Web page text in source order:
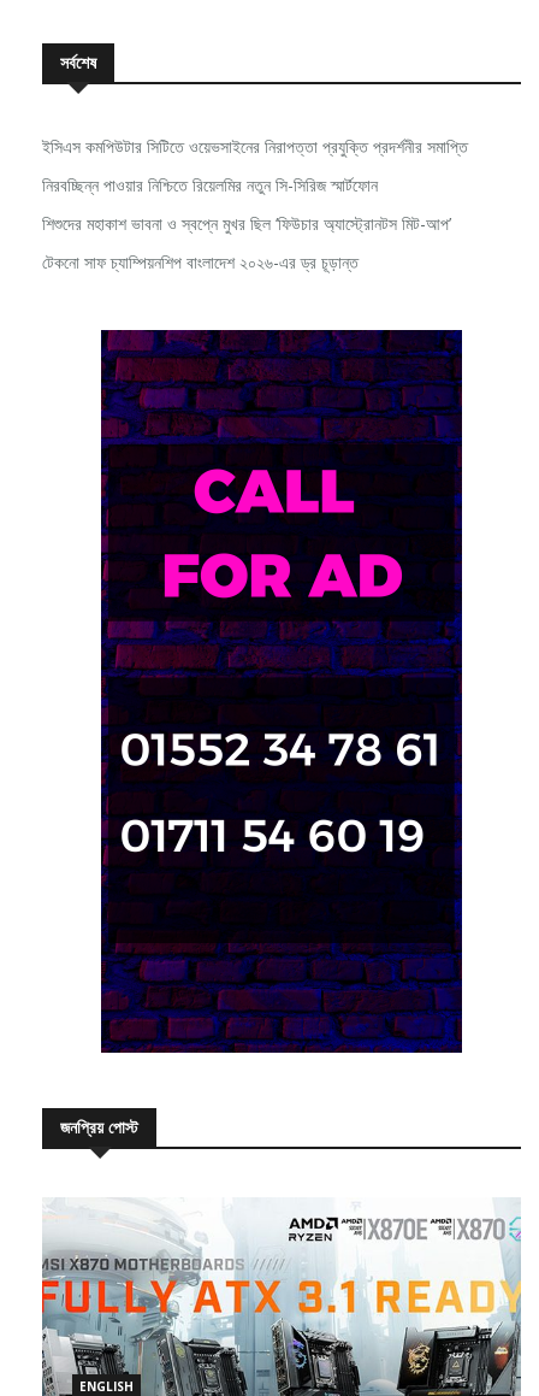
সর্বশেষ
নিরবচ্ছিন্ন পাওয়ার নিশ্চিতে রিয়েলমির নতুন সি-সিরিজ স্মার্টফোন
শিশুদের মহাকাশ ভাবনা ও স্বপ্নে মুখর ছিল ‘ফিউচার অ্যাস্ট্রোনটস মিট-আপ’
টেকনো সাফ চ্যাম্পিয়নশিপ বাংলাদেশ ২০২৬-এর ড্র চূড়ান্ত
জনপ্রিয় পোস্ট
ENGLISH